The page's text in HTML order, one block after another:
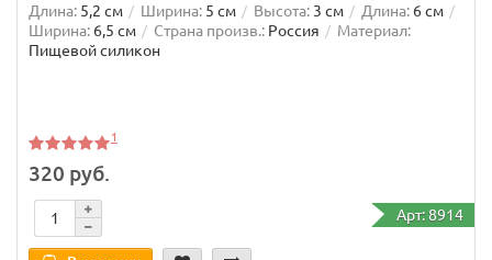
Длина: 5,2 см Ширина: 5 см Высота: 3 см Длина: 6 см
Ширина: 6,5 см Страна произв.: Россия
Материал:
Пищевой силикон
1
320 руб.
Арт: 8914